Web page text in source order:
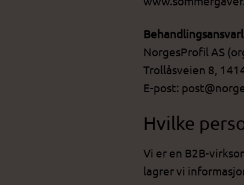
NorgesProfil AS
Trollåsveien 8,
E-post:
Hvilke
Vi er en B2B-
lagrer vi